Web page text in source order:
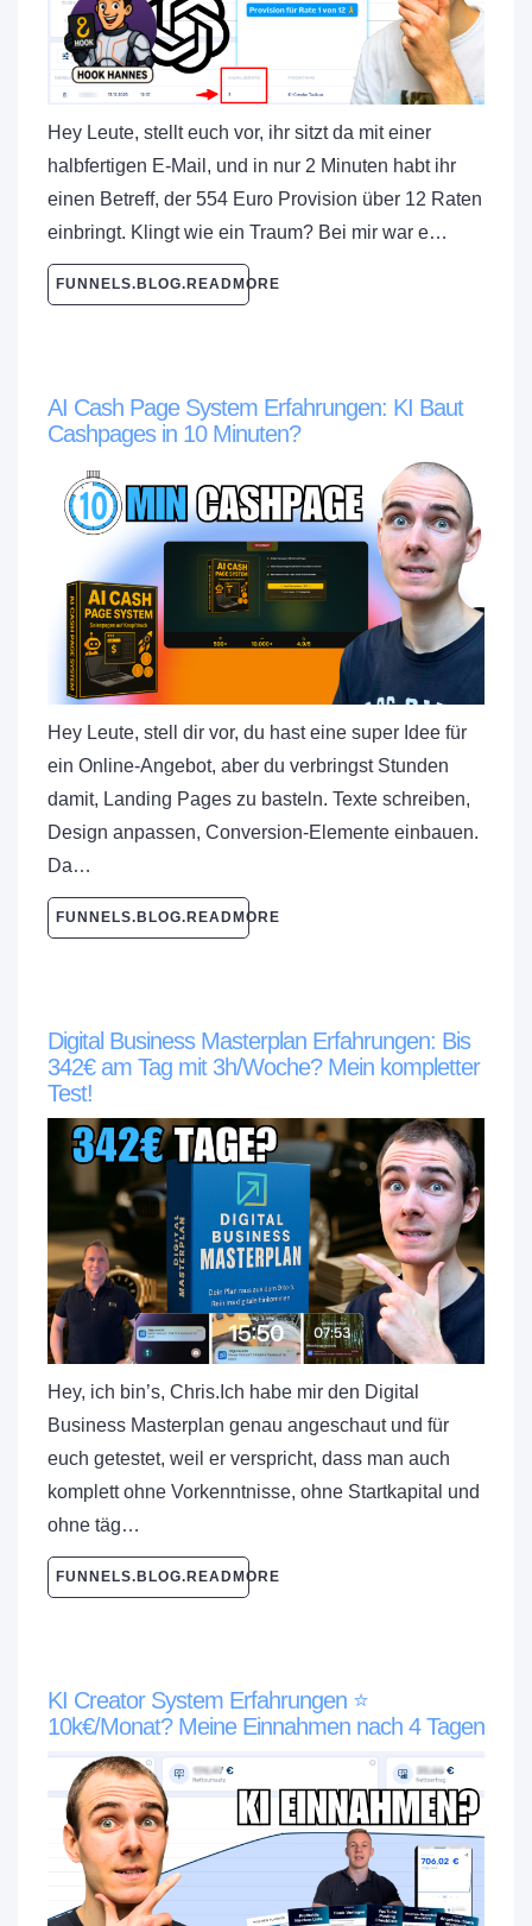
Hey Leute, stellt euch vor, ihr sitzt da mit einer
halbfertigen E-Mail, und in nur 2 Minuten habt ihr
einen Betreff, der 554 Euro Provision über 12 Raten
einbringt. Klingt wie ein Traum? Bei mir war e…
FUNNELS.BLOG.READMORE
AI Cash Page System Erfahrungen: KI Baut
Cashpages in 10 Minuten?
Hey Leute, stell dir vor, du hast eine super Idee für
ein Online-Angebot, aber du verbringst Stunden
damit, Landing Pages zu basteln. Texte schreiben,
Design anpassen, Conversion-Elemente einbauen.
Da…
FUNNELS.BLOG.READMORE
Digital Business Masterplan Erfahrungen: Bis
342€ am Tag mit 3h/Woche? Mein kompletter
Test!
Hey, ich bin’s, Chris.Ich habe mir den Digital
Business Masterplan genau angeschaut und für
euch getestet, weil er verspricht, dass man auch
komplett ohne Vorkenntnisse, ohne Startkapital und
ohne täg…
FUNNELS.BLOG.READMORE
KI Creator System Erfahrungen ⭐
10k€/Monat? Meine Einnahmen nach 4 Tagen